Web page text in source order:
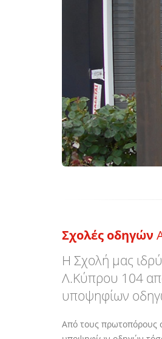
Σχολές οδηγών
Η Σχολή μας
Λ.Κύπρου 104
υποψηφίων
Από τους πρωτοπόρους